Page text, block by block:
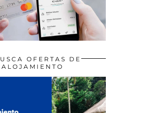
OFERTAS DE
ALOJAMIENTO